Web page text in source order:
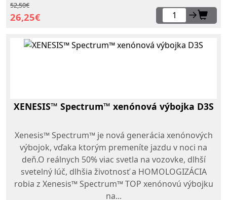
52,50€
26,25€ →
XENESIS™ Spectrum™ xenónová výbojka D3S
Xenesis™ Spectrum™ je nová generácia xenónových
výbojok, vďaka ktorým premeníte jazdu v noci na
deň.O reálnych 50% viac svetla na vozovke, dlhší
svetelný lúč, dlhšia životnosť a HOMOLOGIZÁCIA
robia z Xenesis™ Spectrum™ TOP xenónovú výbojku
na...